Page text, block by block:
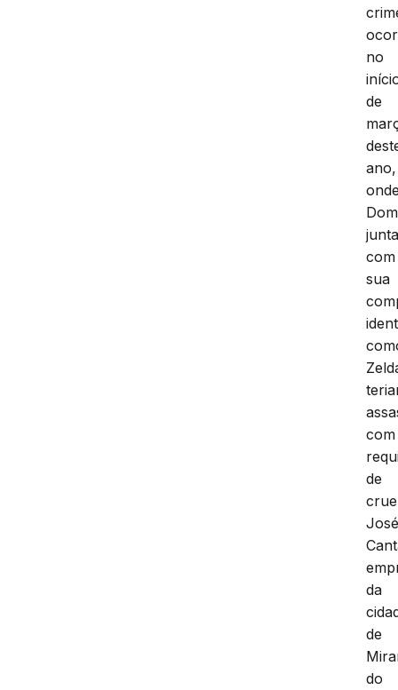
no
de
ano,
com
sua
com
de
da
de
do